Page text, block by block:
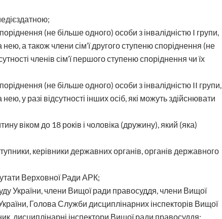
(не більше одного) особи з інвалідністю I групи,
а також члени сім’ї другого ступеню споріднення (не
членів сім’ї першого ступеню споріднення чи їх
(не більше одного) особи з інвалідністю II групи,
у разі відсутності інших осіб, які можуть здійснювати
віком до 18 років і чоловіка (дружину), який (яка)
керівники державних органів, органів державного
Верховної Ради АРК;
України, члени Вищої ради правосуддя, члени Вищої
України, Голова Служби дисциплінарних інспекторів Вищої
дисциплінарні інспектори Вищої ради правосуддя;